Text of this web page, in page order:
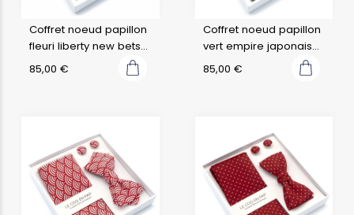
Coffret noeud papillon
fleuri liberty new betsy
ann b
85,00 €
Coffret noeud papillon
vert empire japonais
leafy
85,00 €